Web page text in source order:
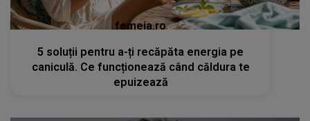
femeia.ro
5 soluții pentru a-ți recăpăta energia pe
caniculă. Ce funcționează când căldura te
epuizează